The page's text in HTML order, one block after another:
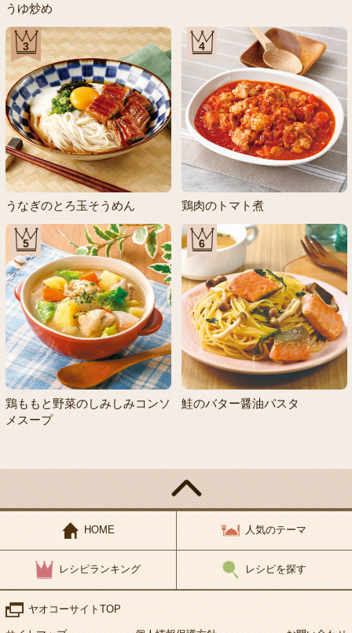
うゆ炒め
3
うなぎのとろ玉そうめん
4
鶏肉のトマト煮
5
鶏ももと野菜のしみしみコンソ
メスープ
6
鮭のバター醤油パスタ
HOME 人気のテーマ
レシピランキング レシピを探す
ヤオコーサイトTOP